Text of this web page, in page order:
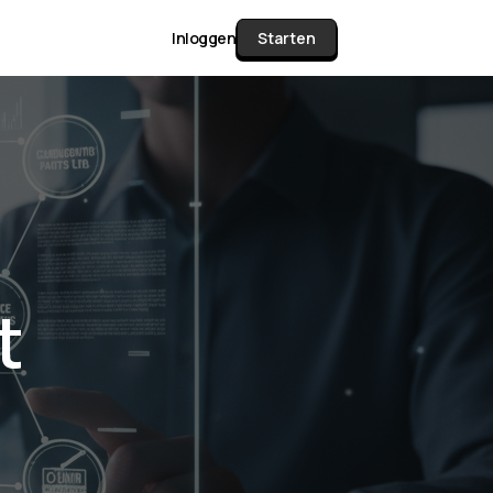
Matrix
alle pakketten en mogelijkheden
documenten verzamelen en facturen
tot controleren, boeken, bank
& klant dashboard.
Inloggen Starten